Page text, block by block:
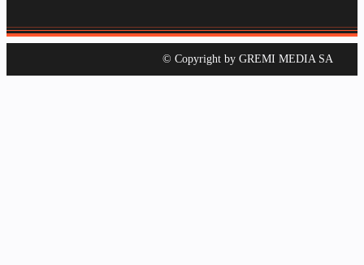
© Copyright by GREMI MEDIA SA